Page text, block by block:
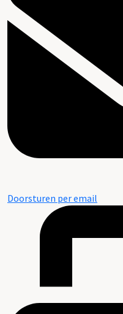
Doorsturen per email